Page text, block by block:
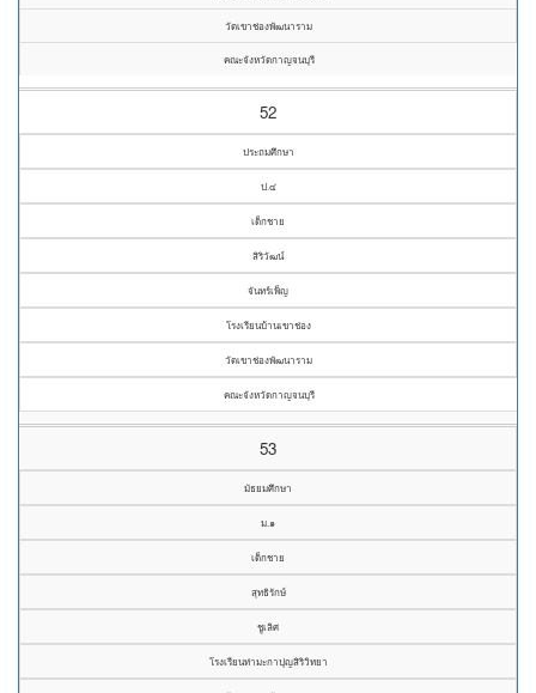
วัดเขาช่องพัฒนาราม
คณะจังหวัดกาญจนบุรี
52
ประถมศึกษา
ป.๔
เด็กชาย
สิริวัฒน์
จันทร์เพ็ญ
โรงเรียนบ้านเขาช่อง
วัดเขาช่องพัฒนาราม
คณะจังหวัดกาญจนบุรี
53
มัธยมศึกษา
ม.๑
เด็กชาย
สุทธิรักษ์
ชูเลิศ
โรงเรียนท่ามะกาปุญสิริวิทยา